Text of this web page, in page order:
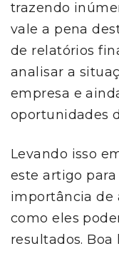
trazendo
vale a pena
de relatórios
analisar a
empresa e
oportunidades
Levando isso
este artigo
importância de
como eles
resultados. Boa